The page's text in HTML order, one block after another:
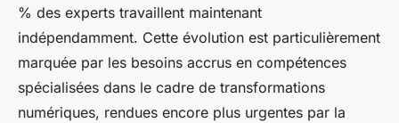
% des experts travaillent maintenant
indépendamment. Cette évolution est particulièrement
marquée par les besoins accrus en compétences
spécialisées dans le cadre de transformations
numériques, rendues encore plus urgentes par la